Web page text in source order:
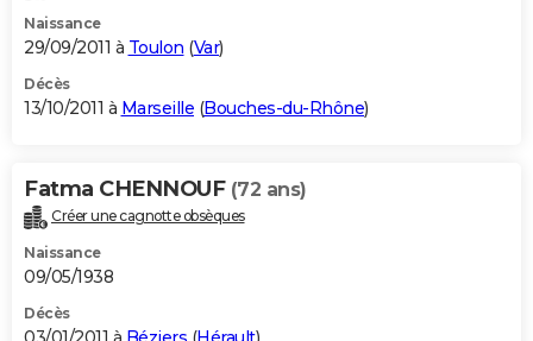
Naissance
29/09/2011 à Toulon (Var)
Décès
13/10/2011 à Marseille (Bouches-du-Rhône)
Fatma CHENNOUF (72 ans)
Créer une cagnotte obsèques
Naissance
09/05/1938
Décès